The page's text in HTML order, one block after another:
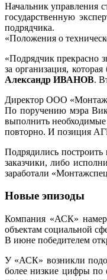
Начальник управления
государственную
подрядчика.
«Положения о
«Подрядчик прекрасно
за организация,
Александр ИВАНОВ.
Директор ООО
По поручению мэра
выполнить необходимые
повторно. И позиция
Подрядились
заказчики, либо
заработали
Новые эпизоды
Компания «АСК»
объектам социальной
В июне победителем
У «АСК» возникли
более низкие цифры по